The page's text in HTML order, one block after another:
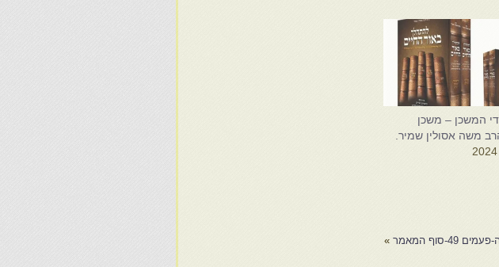
המשכן – משכן
משה אסולין שמיר.
המאמר »